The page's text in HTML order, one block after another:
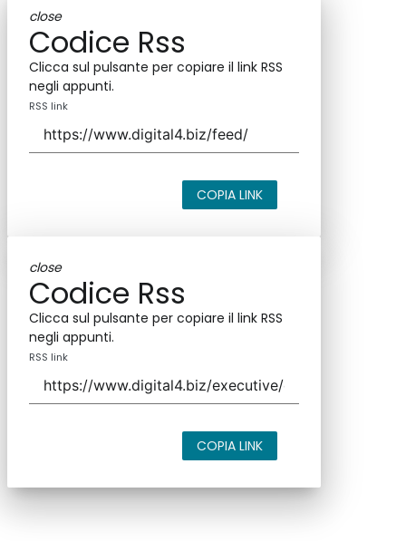
close
Codice Rss
Clicca sul pulsante per copiare il link RSS
negli appunti.
RSS link
COPIA LINK
close
Codice Rss
Clicca sul pulsante per copiare il link RSS
negli appunti.
RSS link
COPIA LINK